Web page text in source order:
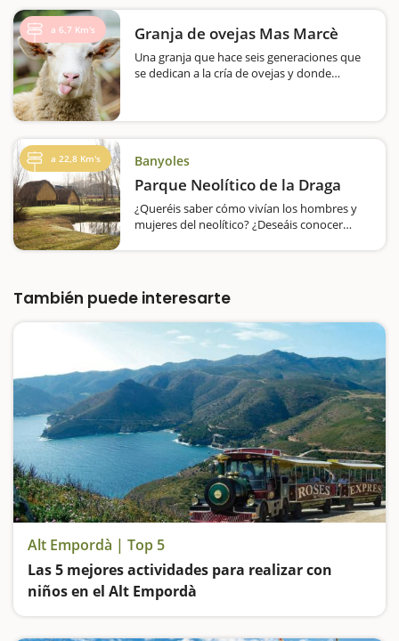
a 6,7 Km's Granja de ovejas Mas Marcè
Una granja que hace seis generaciones que
se dedican a la cría de ovejas y donde
permitirá conocer Mas Marcè, una granja…
a 22,8 Km's Banyoles
Parque Neolítico de la Draga
¿Queréis saber cómo vivían los hombres y
mujeres del neolítico? ¿Deseáis conocer
Poblado Neolítico de la Draga,…
También puede interesarte
Alt Empordà | Top 5
Las 5 mejores actividades para realizar con
niños en el Alt Empordà